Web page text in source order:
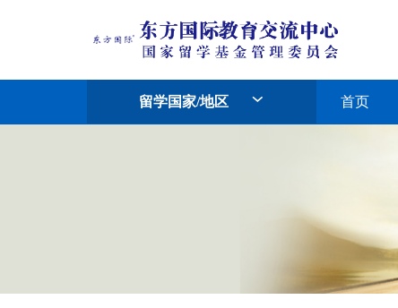
留学国家/地区 首页